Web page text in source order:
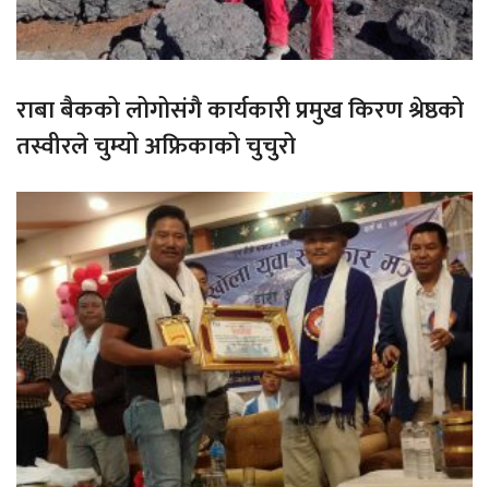
राबा बैकको लोगोसंगै कार्यकारी प्रमुख किरण श्रेष्ठको
तस्वीरले चुम्यो अफ्रिकाको चुचुरो